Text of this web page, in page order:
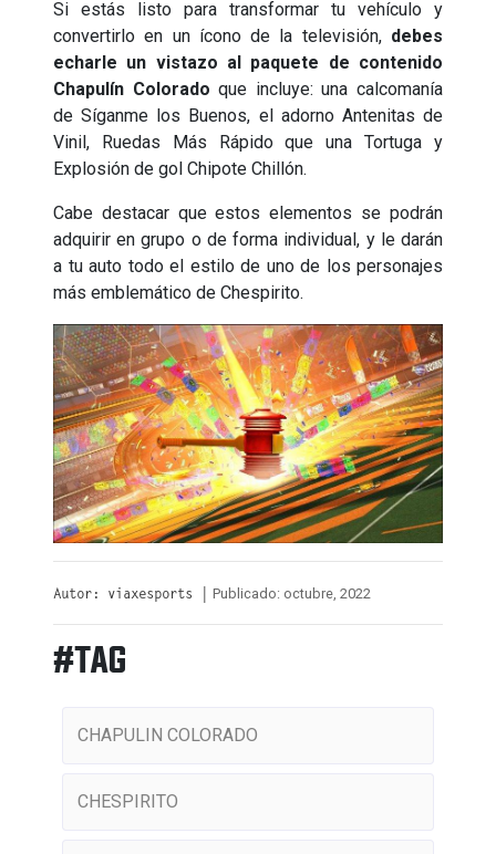
Si estás listo para transformar tu vehículo y
convertirlo en un ícono de la televisión, debes
echarle un vistazo al paquete de contenido
Chapulín Colorado que incluye: una calcomanía
de Síganme los Buenos, el adorno Antenitas de
Vinil, Ruedas Más Rápido que una Tortuga y
Explosión de gol Chipote Chillón.
Cabe destacar que estos elementos se podrán
adquirir en grupo o de forma individual, y le darán
a tu auto todo el estilo de uno de los personajes
más emblemático de Chespirito.
Autor: viaxesports | Publicado: octubre, 2022
#TAG
CHAPULIN COLORADO
CHESPIRITO